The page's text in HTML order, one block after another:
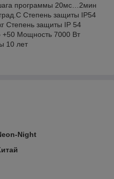
программы 20мс…2мин
Степень защиты IP54
Степень защиты IP 54
Мощность 7000 Вт
10 лет
Night